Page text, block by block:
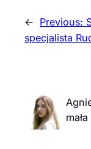
← Previous:
specjalista